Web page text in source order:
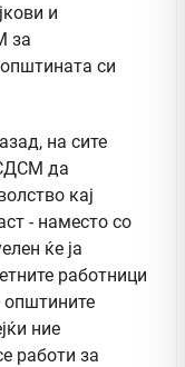
и
за
си
на сите
да
кај
- наместо со
ќе ја
работници
општините
ние
работи за